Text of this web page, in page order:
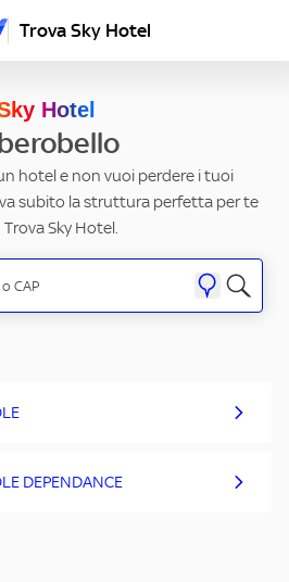
Trova Sky Hotel
Hotel
hotel e non vuoi perdere i tuoi
subito la struttura perfetta per te
Sky Hotel.
DEPENDANCE